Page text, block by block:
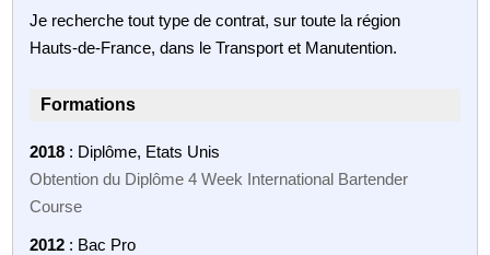
Je recherche tout type de contrat, sur toute la région
Hauts-de-France, dans le Transport et Manutention.
Formations
2018 : Diplôme, Etats Unis
Obtention du Diplôme 4 Week International Bartender
Course
2012 : Bac Pro